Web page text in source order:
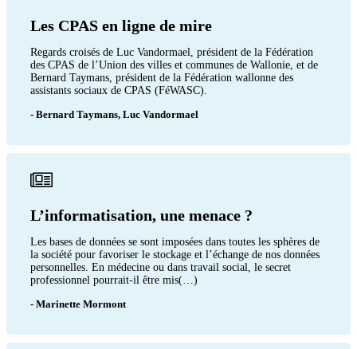
Les CPAS en ligne de mire
Regards croisés de Luc Vandormael, président de la Fédération
des CPAS de l’Union des villes et communes de Wallonie, et de
Bernard Taymans, président de la Fédération wallonne des
assistants sociaux de CPAS (FéWASC).
- Bernard Taymans, Luc Vandormael
L’informatisation, une menace ?
Les bases de données se sont imposées dans toutes les sphères de
la société pour favoriser le stockage et l’échange de nos données
personnelles. En médecine ou dans travail social, le secret
professionnel pourrait-il être mis(…)
- Marinette Mormont